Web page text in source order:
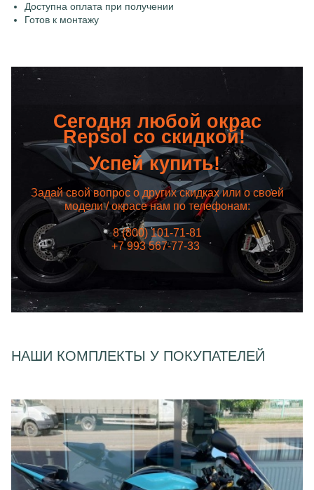
Доступна оплата при получении
Готов к монтажу
Сегодня любой окрас
Repsol со скидкой!
Успей купить!
Задай свой вопрос о других скидках или о своей
модели / окрасе нам по телефонам:
8 (800) 101-71-81
+7 993 567-77-33
НАШИ КОМПЛЕКТЫ У ПОКУПАТЕЛЕЙ